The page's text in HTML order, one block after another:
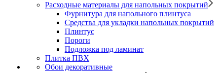
Расходные материалы для напольных покрытий
Фурнитура для напольного плинтуса
Средства для укладки напольных покрытий
Плинтус
Пороги
Подложка под ламинат
Плитка ПВХ
Обои декоративные